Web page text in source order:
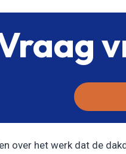
over het werk dat de